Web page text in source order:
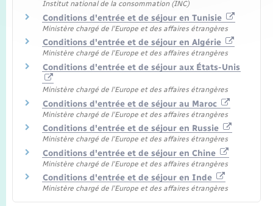
Institut national de la consommation (INC)
Conditions d'entrée et de séjour en Tunisie
Ministère chargé de l'Europe et des affaires étrangères
Conditions d'entrée et de séjour en Algérie
Ministère chargé de l'Europe et des affaires étrangères
Conditions d'entrée et de séjour aux États-Unis
Ministère chargé de l'Europe et des affaires étrangères
Conditions d'entrée et de séjour au Maroc
Ministère chargé de l'Europe et des affaires étrangères
Conditions d'entrée et de séjour en Russie
Ministère chargé de l'Europe et des affaires étrangères
Conditions d'entrée et de séjour en Chine
Ministère chargé de l'Europe et des affaires étrangères
Conditions d'entrée et de séjour en Inde
Ministère chargé de l'Europe et des affaires étrangères